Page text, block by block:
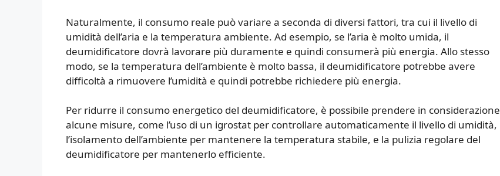
Naturalmente, il consumo reale può variare a seconda di diversi fattori, tra cui il livello di
umidità dell’aria e la temperatura ambiente. Ad esempio, se l’aria è molto umida, il
deumidificatore dovrà lavorare più duramente e quindi consumerà più energia. Allo stesso
modo, se la temperatura dell’ambiente è molto bassa, il deumidificatore potrebbe avere
difficoltà a rimuovere l’umidità e quindi potrebbe richiedere più energia.
Per ridurre il consumo energetico del deumidificatore, è possibile prendere in considerazione
alcune misure, come l’uso di un igrostat per controllare automaticamente il livello di umidità,
l’isolamento dell’ambiente per mantenere la temperatura stabile, e la pulizia regolare del
deumidificatore per mantenerlo efficiente.